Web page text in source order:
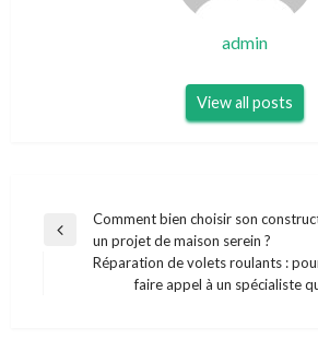
admin
View all posts
Navigation
Previous
Comment bien choisir son
un projet de maison serein ?
Réparation de volets roulants :
faire appel à un spécialiste